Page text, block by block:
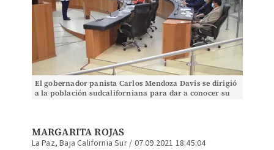
El gobernador panista Carlos Mendoza Davis se dirigió
a la población sudcaliforniana para dar a conocer su
MARGARITA ROJAS
La Paz, Baja California Sur/ 07.09.2021 18:45:04